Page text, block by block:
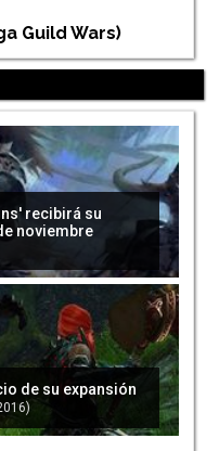
Guild Wars)
recibirá su
noviembre
de su expansión